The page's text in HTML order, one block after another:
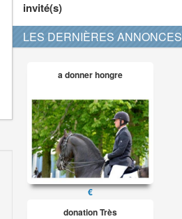
invité(s)
LES DERNIÈRES ANNONCES
a donner hongre
€
donation Très